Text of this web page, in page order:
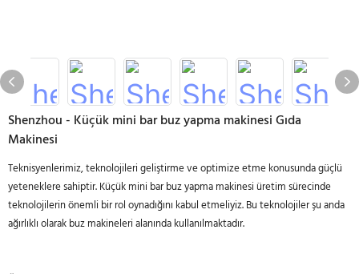
Shenzhou - Küçük mini bar buz yapma makinesi Gıda
Makinesi
Teknisyenlerimiz, teknolojileri geliştirme ve optimize etme konusunda güçlü
yeteneklere sahiptir. Küçük mini bar buz yapma makinesi üretim sürecinde
teknolojilerin önemli bir rol oynadığını kabul etmeliyiz. Bu teknolojiler şu anda
ağırlıklı olarak buz makineleri alanında kullanılmaktadır.